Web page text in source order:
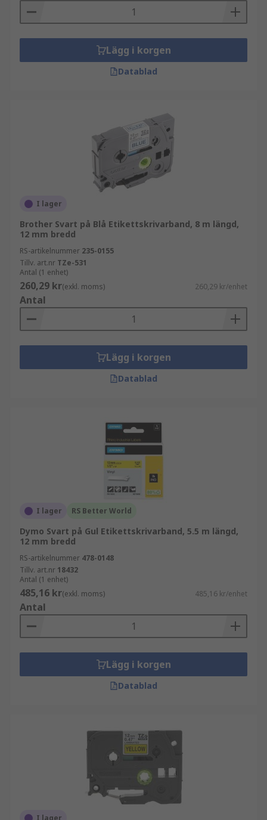
Lägg i korgen
Datablad
I lager
Brother Svart på Blå Etikettskrivarband, 8 m längd,
12 mm bredd
RS-artikelnummer 235-0155
Tillv. art.nr TZe-531
Antal (1 enhet)
260,29 kr(exkl. moms) 260,29 kr/enhet
Antal
Lägg i korgen
Datablad
I lager RS Better World
Dymo Svart på Gul Etikettskrivarband, 5.5 m längd,
12 mm bredd
RS-artikelnummer 478-0148
Tillv. art.nr 18432
Antal (1 enhet)
485,16 kr(exkl. moms) 485,16 kr/enhet
Antal
Lägg i korgen
Datablad
I lager